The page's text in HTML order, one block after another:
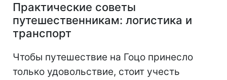
Практические советы
путешественникам: логистика и
транспорт
Чтобы путешествие на Гоцо принесло
только удовольствие, стоит учесть